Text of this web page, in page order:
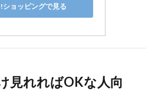
ショッピングで見る
見れればOKな人向